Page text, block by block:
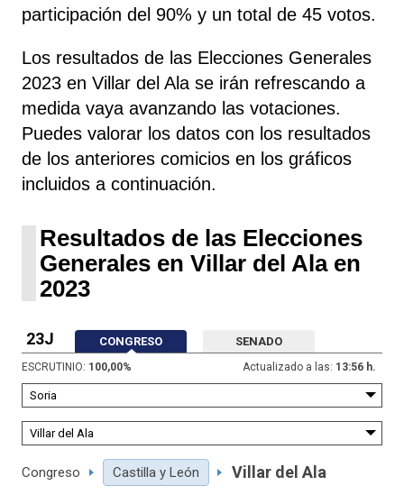
participación del 90% y un total de 45 votos.
Los resultados de las Elecciones Generales
2023 en Villar del Ala se irán refrescando a
medida vaya avanzando las votaciones.
Puedes valorar los datos con los resultados
de los anteriores comicios en los gráficos
incluidos a continuación.
Resultados de las Elecciones
Generales en Villar del Ala en
2023
23J CONGRESO SENADO
ESCRUTINIO: 100,00% Actualizado a las: 13:56 h.
Congreso Castilla y León Villar del Ala